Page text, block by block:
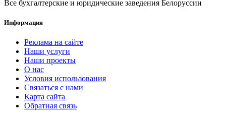
Все бухгалтерские и юридические заведения Белоруссии
Информация
Реклама на сайте
Наши услуги
Наши проекты
О нас
Условия использования
Связаться с нами
Карта сайта
Обратная связь